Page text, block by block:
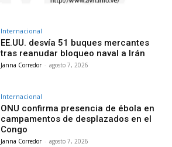
Internacional
EE.UU. desvía 51 buques mercantes
tras reanudar bloqueo naval a Irán
Janna Corredor - agosto 7, 2026
Internacional
ONU confirma presencia de ébola en
campamentos de desplazados en el
Congo
Janna Corredor - agosto 7, 2026